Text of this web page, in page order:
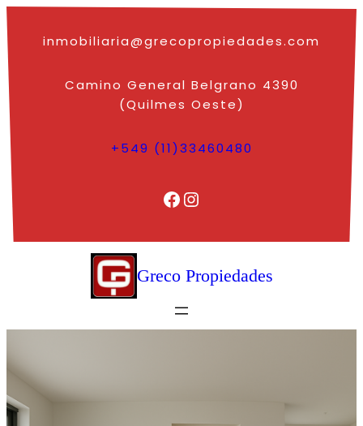
Saltar
al
contenido
inmobiliaria@grecopropiedades.com
Camino General Belgrano 4390
(Quilmes Oeste)
+549 (11)33460480
Facebook Instagram
Greco Propiedades